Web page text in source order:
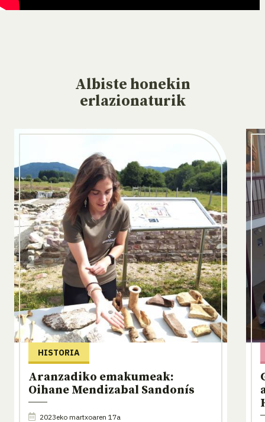
Albiste honekin
erlazionaturik
HISTORIA
Aranzadiko emakumeak:
Oihane Mendizabal Sandonís
2023eko martxoaren 17a